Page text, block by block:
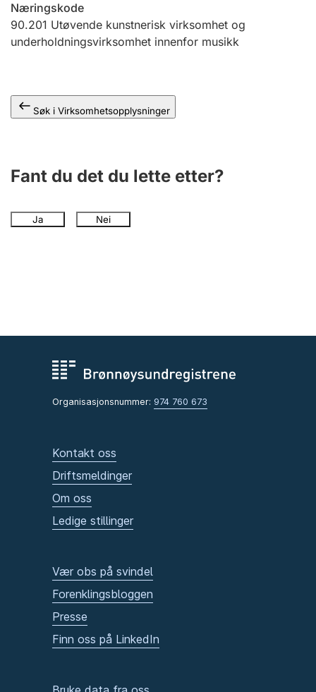
Offentlig sektor
Næringskode
90.201 Utøvende kunstnerisk virksomhet og
underholdningsvirksomhet innenfor musikk
Søk i Virksomhetsopplysninger
Fant du det du lette etter?
Ja Nei
Organisasjonsnummer: 974 760 673
Kontakt oss
Driftsmeldinger
Om oss
Ledige stillinger
Vær obs på svindel
Forenklingsbloggen
Presse
Finn oss på LinkedIn